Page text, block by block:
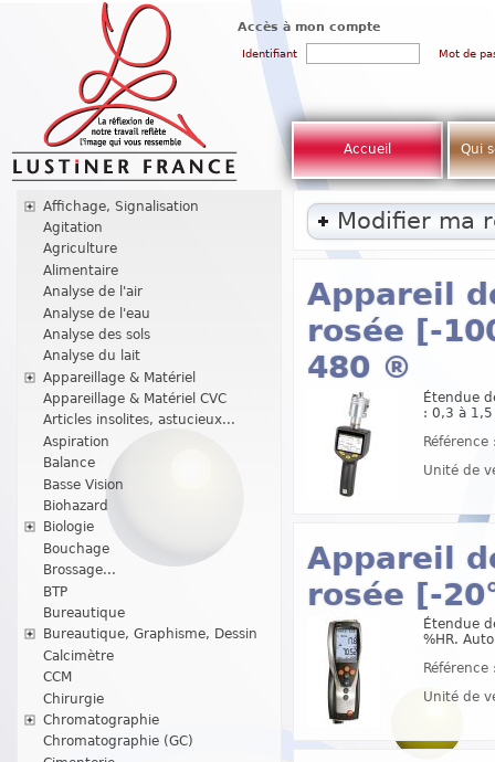
Accès à mon compte
Identifiant Mot de
Accueil Qui
Affichage, Signalisation
Agitation
Agriculture
Alimentaire
Analyse de l'air
Analyse de l'eau
Analyse des sols
Analyse du lait
Appareillage & Matériel
Appareillage & Matériel CVC
Articles insolites, astucieux...
Aspiration
Balance
Basse Vision
Biohazard
Biologie
Bouchage
Brossage...
BTP
Bureautique
Bureautique, Graphisme, Dessin
Calcimètre
CCM
Chirurgie
Chromatographie
Chromatographie (GC)
Modifier ma
Appareil
rosée [-
480 ®
Étendue
: 0,3 à 1,5
Unité de
Appareil
rosée [-
Étendue
%HR.
Unité de